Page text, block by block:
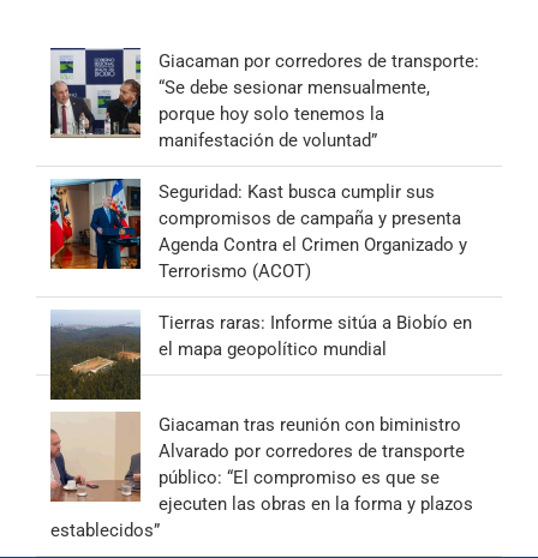
Giacaman por corredores de transporte:
“Se debe sesionar mensualmente,
porque hoy solo tenemos la
manifestación de voluntad”
Seguridad: Kast busca cumplir sus
compromisos de campaña y presenta
Agenda Contra el Crimen Organizado y
Terrorismo (ACOT)
Tierras raras: Informe sitúa a Biobío en
el mapa geopolítico mundial
Giacaman tras reunión con biministro
Alvarado por corredores de transporte
público: “El compromiso es que se
ejecuten las obras en la forma y plazos
establecidos”